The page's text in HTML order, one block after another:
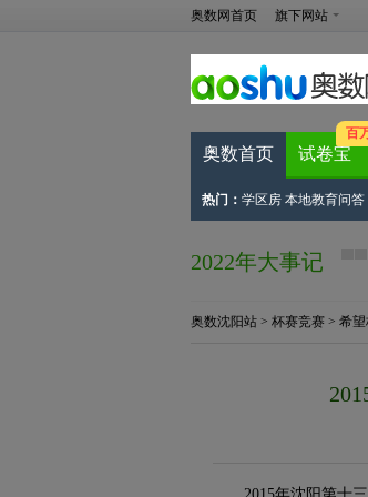
奥数网首页 旗下网站
奥数首页 试卷宝
百
热门： 学区房 本地教育问答
2022年大事记
奥数沈阳站 > 杯赛竞赛 > 希